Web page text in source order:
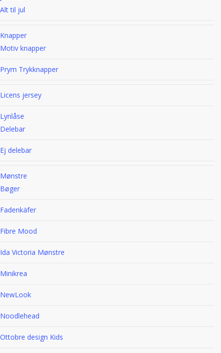
Alt til jul
Knapper
Motiv knapper
Prym Trykknapper
Licens jersey
Lynlåse
Delebar
Ej delebar
Mønstre
Bøger
Fadenkäfer
Fibre Mood
Ida Victoria Mønstre
Minikrea
NewLook
Noodlehead
Ottobre design Kids